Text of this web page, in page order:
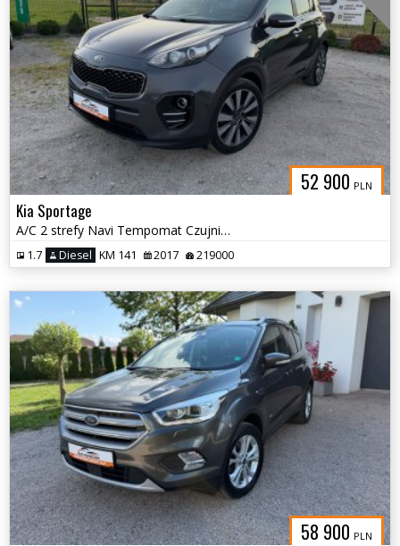
52 900 PLN
Kia Sportage
A/C 2 strefy Navi Tempomat Czujniki Kamera Alu 19
1.7 Diesel KM 141 2017 219000
58 900 PLN